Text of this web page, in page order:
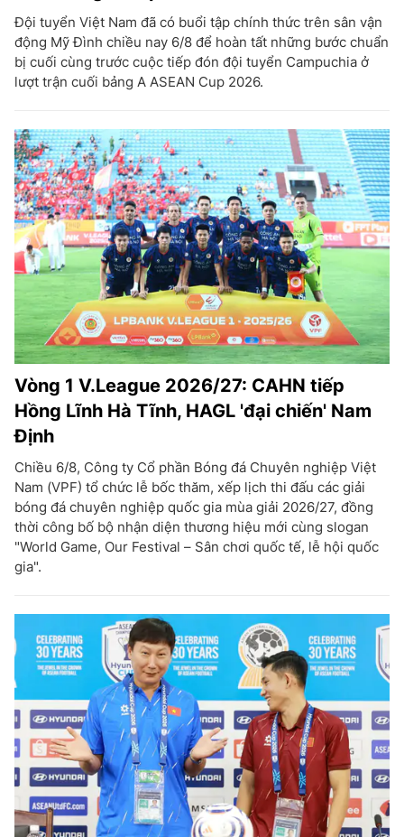
Đội tuyển Việt Nam đã có buổi tập chính thức trên sân vận
động Mỹ Đình chiều nay 6/8 để hoàn tất những bước chuẩn
bị cuối cùng trước cuộc tiếp đón đội tuyển Campuchia ở
lượt trận cuối bảng A ASEAN Cup 2026.
Vòng 1 V.League 2026/27: CAHN tiếp
Hồng Lĩnh Hà Tĩnh, HAGL 'đại chiến' Nam
Định
Chiều 6/8, Công ty Cổ phần Bóng đá Chuyên nghiệp Việt
Nam (VPF) tổ chức lễ bốc thăm, xếp lịch thi đấu các giải
bóng đá chuyên nghiệp quốc gia mùa giải 2026/27, đồng
thời công bố bộ nhận diện thương hiệu mới cùng slogan
"World Game, Our Festival – Sân chơi quốc tế, lễ hội quốc
gia".